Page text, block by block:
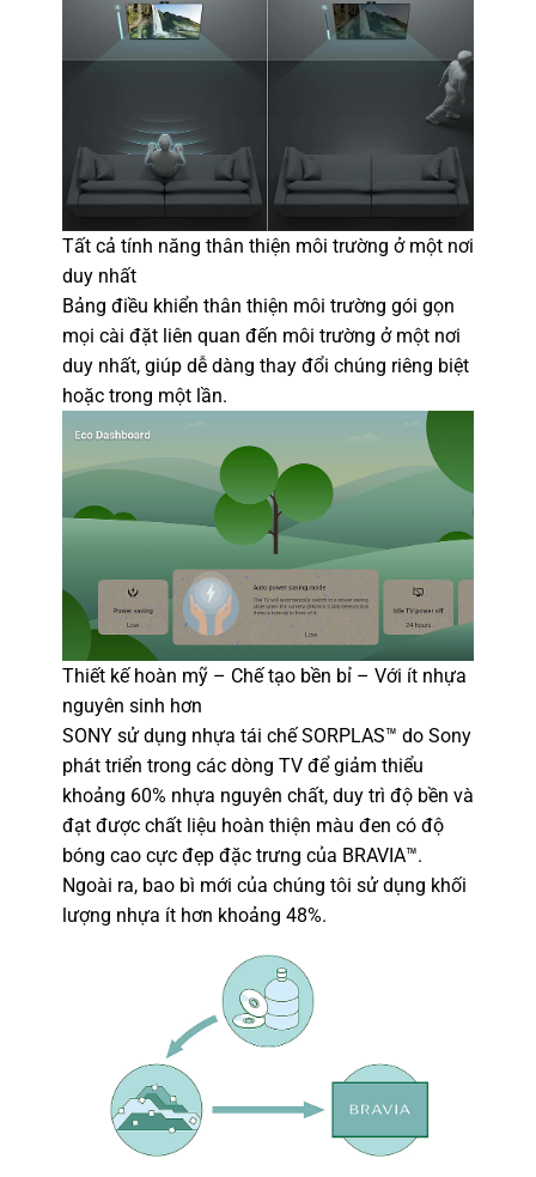
Tất cả tính năng thân thiện môi trường ở một nơi
duy nhất
Bảng điều khiển thân thiện môi trường gói gọn
mọi cài đặt liên quan đến môi trường ở một nơi
duy nhất, giúp dễ dàng thay đổi chúng riêng biệt
hoặc trong một lần.
Thiết kế hoàn mỹ – Chế tạo bền bỉ – Với ít nhựa
nguyên sinh hơn
SONY sử dụng nhựa tái chế SORPLAS™ do Sony
phát triển trong các dòng TV để giảm thiểu
khoảng 60% nhựa nguyên chất, duy trì độ bền và
đạt được chất liệu hoàn thiện màu đen có độ
bóng cao cực đẹp đặc trưng của BRAVIA™.
Ngoài ra, bao bì mới của chúng tôi sử dụng khối
lượng nhựa ít hơn khoảng 48%.